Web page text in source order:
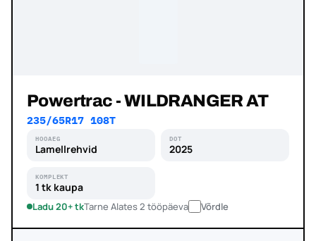
Powertrac - WILDRANGER AT
235/65R17 108T
HOOAEG
Lamellrehvid
DOT
2025
KOMPLEKT
1 tk kaupa
Ladu 20+ tkTarne Alates 2 tööpäeva Võrdle